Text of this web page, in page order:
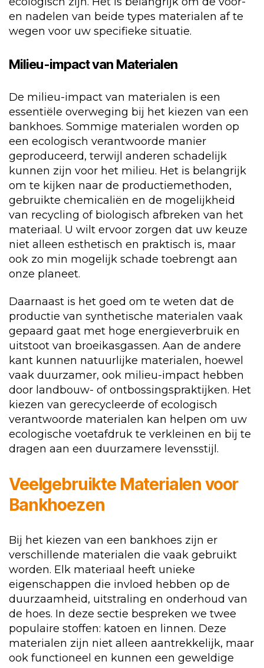
en nadelen van beide types materialen af te
wegen voor uw specifieke situatie.
Milieu-impact van Materialen
De milieu-impact van materialen is een
essentiële overweging bij het kiezen van een
bankhoes. Sommige materialen worden op
een ecologisch verantwoorde manier
geproduceerd, terwijl anderen schadelijk
kunnen zijn voor het milieu. Het is belangrijk
om te kijken naar de productiemethoden,
gebruikte chemicaliën en de mogelijkheid
van recycling of biologisch afbreken van het
materiaal. U wilt ervoor zorgen dat uw keuze
niet alleen esthetisch en praktisch is, maar
ook zo min mogelijk schade toebrengt aan
onze planeet.
Daarnaast is het goed om te weten dat de
productie van synthetische materialen vaak
gepaard gaat met hoge energieverbruik en
uitstoot van broeikasgassen. Aan de andere
kant kunnen natuurlijke materialen, hoewel
vaak duurzamer, ook milieu-impact hebben
door landbouw- of ontbossingspraktijken. Het
kiezen van gerecycleerde of ecologisch
verantwoorde materialen kan helpen om uw
ecologische voetafdruk te verkleinen en bij te
dragen aan een duurzamere levensstijl.
Veelgebruikte Materialen voor
Bankhoezen
Bij het kiezen van een bankhoes zijn er
verschillende materialen die vaak gebruikt
worden. Elk materiaal heeft unieke
eigenschappen die invloed hebben op de
duurzaamheid, uitstraling en onderhoud van
de hoes. In deze sectie bespreken we twee
populaire stoffen: katoen en linnen. Deze
materialen zijn niet alleen aantrekkelijk, maar
ook functioneel en kunnen een geweldige